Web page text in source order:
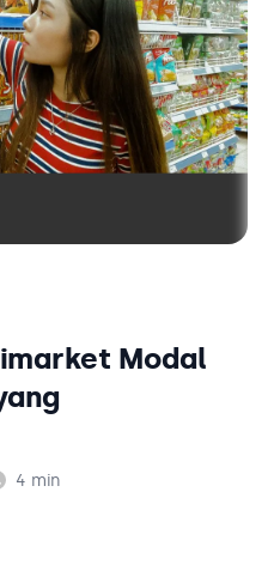
Modal
4 min